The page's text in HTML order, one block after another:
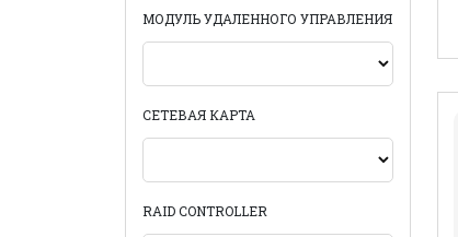
МОДУЛЬ УДАЛЕННОГО УПРАВЛЕНИЯ
СЕТЕВАЯ КАРТА
RAID CONTROLLER